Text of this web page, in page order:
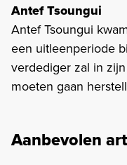
Antef Tsoungui
Antef Tsoungui
een uitleenperiode
verdediger zal in
moeten gaan
Aanbevolen